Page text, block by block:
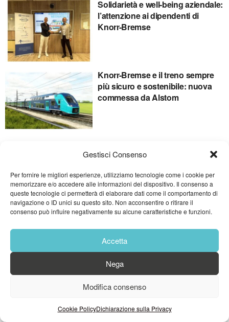
Gestisci Consenso
Per fornire le migliori esperienze, utilizziamo tecnologie come i cookie per
memorizzare e/o accedere alle informazioni del dispositivo. Il consenso a
queste tecnologie ci permetterà di elaborare dati come il comportamento di
navigazione o ID unici su questo sito. Non acconsentire o ritirare il
consenso può influire negativamente su alcune caratteristiche e funzioni.
Accetta
Nega
Modifica consenso
Cookie PolicyDichiarazione sulla Privacy
Solidarietà e well-being aziendale:
l’attenzione ai dipendenti di
Knorr-Bremse
Knorr-Bremse e il treno sempre
più sicuro e sostenibile: nuova
commessa da Alstom
Bremse fornirà i sistemi
Knorr-Bremse e Thales per
rendere il trasporto merci
ferroviario sempre più
Knorr-Bremse ad InnoTrans 2022
innovative, a tutela dell’ambiente